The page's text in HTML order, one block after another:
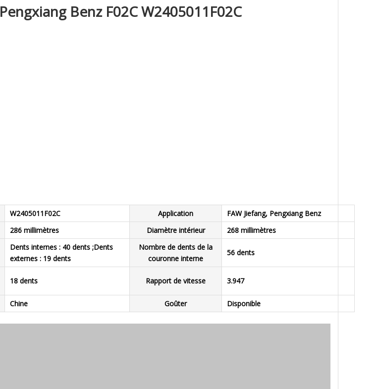
Pengxiang Benz F02C W2405011F02C
W2405011F02C Application
FAW Jiefang, Pengxiang Benz
286 millimètres Diamètre intérieur
268 millimètres
Dents internes : 40 dents ;Dents
externes : 19 dents
Nombre de dents de la
couronne interne
56 dents
18 dents Rapport de vitesse 3.947
Chine Goûter Disponible